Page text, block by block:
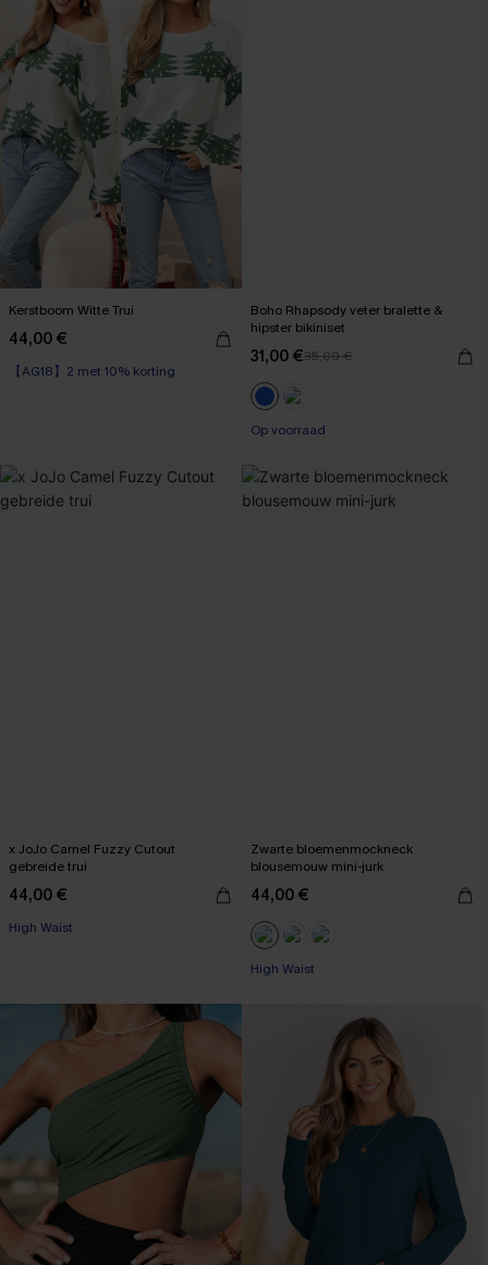
Kerstboom Witte Trui
44,00 €
【AG18】2 met 10% korting
Boho Rhapsody veter bralette &
hipster bikiniset
31,00 €35,00 €
【AG18】2 met 10% korting
【AG18】2 met 10% korting
x JoJo Camel Fuzzy Cutout
gebreide trui
44,00 €
【AG18】2 met 10% korting
Zwarte bloemenmockneck
blousemouw mini-jurk
44,00 €
【AG18】2 met 10% korting
【AG18】2 met 10% korting